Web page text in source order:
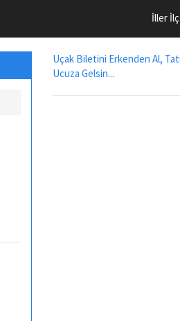
İller
Uçak Biletini Erkenden Al,
Ucuza Gelsin...